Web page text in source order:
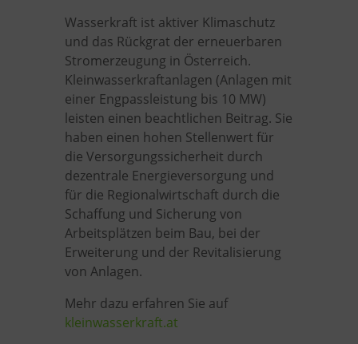
Wasserkraft ist aktiver Klimaschutz
und das Rückgrat der erneuerbaren
Stromerzeugung in Österreich.
Kleinwasserkraftanlagen (Anlagen mit
einer Engpassleistung bis 10 MW)
leisten einen beachtlichen Beitrag. Sie
haben einen hohen Stellenwert für
die Versorgungssicherheit durch
dezentrale Energieversorgung und
für die Regionalwirtschaft durch die
Schaffung und Sicherung von
Arbeitsplätzen beim Bau, bei der
Erweiterung und der Revitalisierung
von Anlagen.
Mehr dazu erfahren Sie auf
kleinwasserkraft.at